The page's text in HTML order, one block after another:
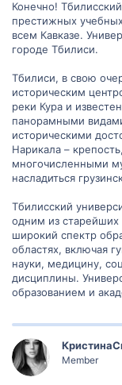
интересных
вас за вашу помощь
Конечно!
престижных
всем Кавказе.
городе Тбилиси.
Тбилиси, в свою
историческим
реки Кура и
панорамными
историческими
Нарикала –
многочисленными
насладиться
Тбилисский
одним из старейших
широкий спектр
областях, включая
науки, медицину,
дисциплины.
образованием и
Member